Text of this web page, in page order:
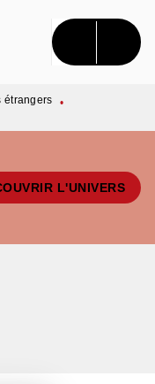
CONTENU
étrangers
•
L'UNIVERS